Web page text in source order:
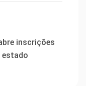
inscrições